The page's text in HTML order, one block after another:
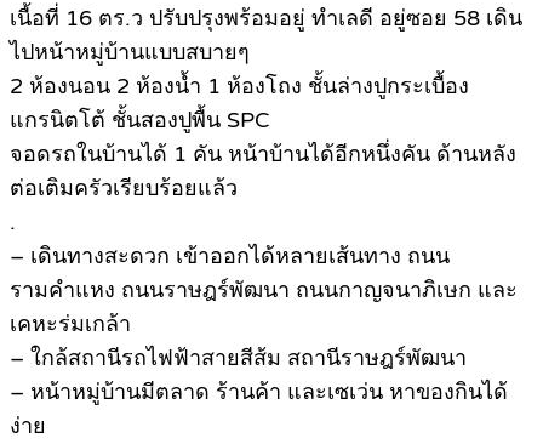
เนื้อที่ 16 ตร.ว ปรับปรุงพร้อมอยู่ ทำเลดี อยู่ซอย 58 เดิน
ไปหน้าหมู่บ้านแบบสบายๆ
2 ห้องนอน 2 ห้องน้ำ 1 ห้องโถง ชั้นล่างปูกระเบื้อง
แกรนิตโต้ ชั้นสองปูพื้น SPC
จอดรถในบ้านได้ 1 คัน หน้าบ้านได้อีกหนึ่งคัน ด้านหลัง
ต่อเติมครัวเรียบร้อยแล้ว
.
– เดินทางสะดวก เข้าออกได้หลายเส้นทาง ถนน
รามคำแหง ถนนราษฎร์พัฒนา ถนนกาญจนาภิเษก และ
เคหะร่มเกล้า
– ใกล้สถานีรถไฟฟ้าสายสีส้ม สถานีราษฎร์พัฒนา
– หน้าหมู่บ้านมีตลาด ร้านค้า และเซเว่น หาของกินได้
ง่าย